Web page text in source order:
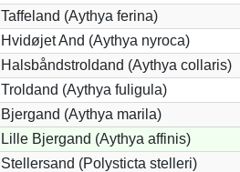
Taffeland (Aythya ferina)
Hvidøjet And (Aythya nyroca)
Halsbåndstroldand (Aythya collaris)
Troldand (Aythya fuligula)
Bjergand (Aythya marila)
Lille Bjergand (Aythya affinis)
Stellersand (Polysticta stelleri)